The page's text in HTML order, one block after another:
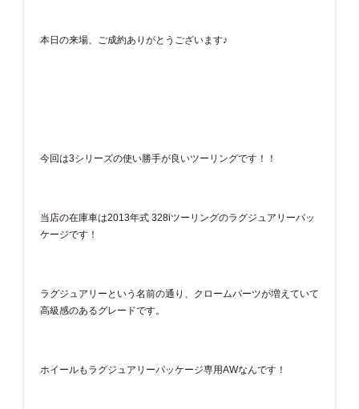
本日の来場、ご成約ありがとうございます♪
今回は3シリーズの使い勝手が良いツーリングです！！
当店の在庫車は2013年式 328iツーリングのラグジュアリーパッ
ケージです！
ラグジュアリーという名前の通り、クロームパーツが増えていて
高級感のあるグレードです。
ホイールもラグジュアリーパッケージ専用AWなんです！